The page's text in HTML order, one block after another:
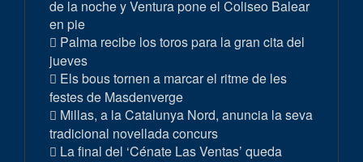
de la noche y Ventura pone el Coliseo Balear
en pie
Palma recibe los toros para la gran cita del
jueves
Els bous tornen a marcar el ritme de les
festes de Masdenverge
Millas, a la Catalunya Nord, anuncia la seva
tradicional novellada concurs
La final del ‘Cénate Las Ventas’ queda